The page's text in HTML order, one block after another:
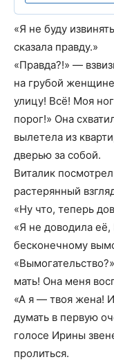
«Я не буду
сказала правду.»
«Правда?!» —
на грубой
улицу! Всё! Моя
порог!» Она
вылетела из
дверью за собой.
Виталик
растерянный
«Ну что, теперь
«Я не доводила
бесконечному
мать! Она меня
«А я — твоя жена!
думать в первую
голосе Ирины
пролиться.